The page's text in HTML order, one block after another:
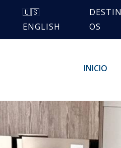
🇺🇸
ENGLISH
DESTIN
OS
INICIO